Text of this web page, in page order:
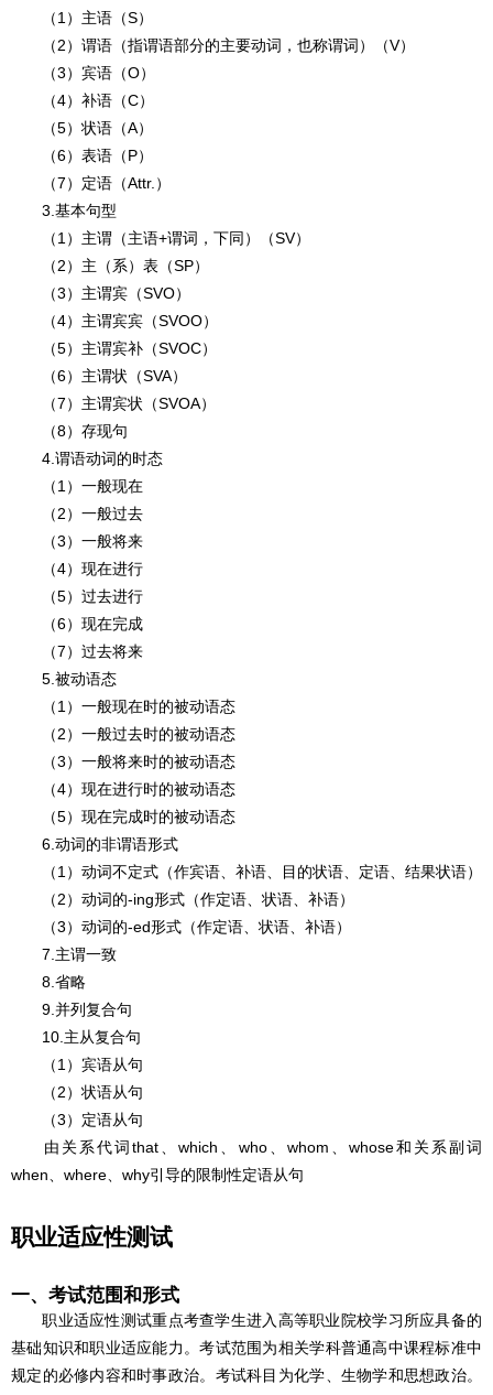
（1）主语（S）
（2）谓语（指谓语部分的主要动词，也称谓词）（V）
（3）宾语（O）
（4）补语（C）
（5）状语（A）
（6）表语（P）
（7）定语（Attr.）
3.基本句型
（1）主谓（主语+谓词，下同）（SV）
（2）主（系）表（SP）
（3）主谓宾（SVO）
（4）主谓宾宾（SVOO）
（5）主谓宾补（SVOC）
（6）主谓状（SVA）
（7）主谓宾状（SVOA）
（8）存现句
4.谓语动词的时态
（1）一般现在
（2）一般过去
（3）一般将来
（4）现在进行
（5）过去进行
（6）现在完成
（7）过去将来
5.被动语态
（1）一般现在时的被动语态
（2）一般过去时的被动语态
（3）一般将来时的被动语态
（4）现在进行时的被动语态
（5）现在完成时的被动语态
6.动词的非谓语形式
（1）动词不定式（作宾语、补语、目的状语、定语、结果状语）
（2）动词的-ing形式（作定语、状语、补语）
（3）动词的-ed形式（作定语、状语、补语）
7.主谓一致
8.省略
9.并列复合句
10.主从复合句
（1）宾语从句
（2）状语从句
（3）定语从句
由关系代词that、which、who、whom、whose和关系副词
when、where、why引导的限制性定语从句
职业适应性测试
一、考试范围和形式
职业适应性测试重点考查学生进入高等职业院校学习所应具备的
基础知识和职业适应能力。考试范围为相关学科普通高中课程标准中
规定的必修内容和时事政治。考试科目为化学、生物学和思想政治。